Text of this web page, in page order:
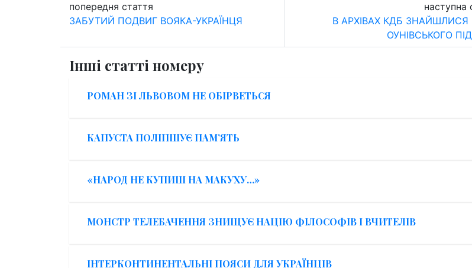
попередня стаття
ЗАБУТИЙ ПОДВИГ ВОЯКА-УКРАЇНЦЯ
наступна
В АРХІВАХ КДБ ЗНАЙШЛИСЯ
ОУНІВСЬКОГО
Інші статті номеру
РОМАН ЗІ ЛЬВОВОМ НЕ ОБІРВЕТЬСЯ
КАПУСТА ПОЛІПШУЄ ПАМ’ЯТЬ
«НАРОД НЕ КУПИШ НА МАКУХУ…»
МОНСТР ТЕЛЕБАЧЕННЯ ЗНИЩУЄ НАЦІЮ ФІЛОСОФІВ І ВЧИТЕЛІВ
ІНТЕРКОНТИНЕНТАЛЬНІ ПОЯСИ ДЛЯ УКРАЇНЦІВ